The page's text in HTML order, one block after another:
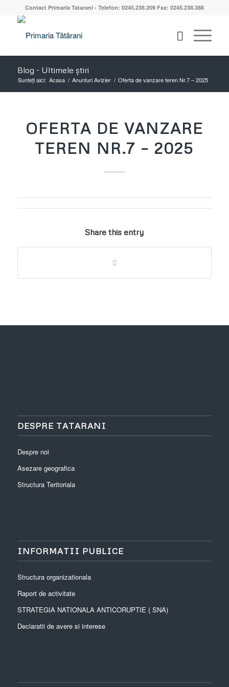
Contact Primaria Tatarani - Telefon: 0245.238.209 Fax: 0245.238.388
Blog - Ultimele știri
Sunteți aici: Acasa / Anunturi Avizier / Oferta de vanzare teren Nr.7 – 2025
OFERTA DE VANZARE
TEREN NR.7 – 2025
Share this entry
DESPRE TATARANI
Despre noi
Asezare geografica
Structura Teritoriala
INFORMATII PUBLICE
Structura organizationala
Raport de activitate
STRATEGIA NATIONALA ANTICORUPTIE ( SNA)
Declaratii de avere si interese